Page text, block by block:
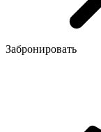
Забронировать